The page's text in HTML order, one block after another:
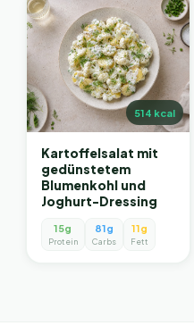
514 kcal
Kartoffelsalat mit
gedünstetem
Blumenkohl und
Joghurt-Dressing
15g
Protein
81g
Carbs
11g
Fett